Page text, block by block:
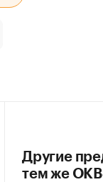
Другие
тем же